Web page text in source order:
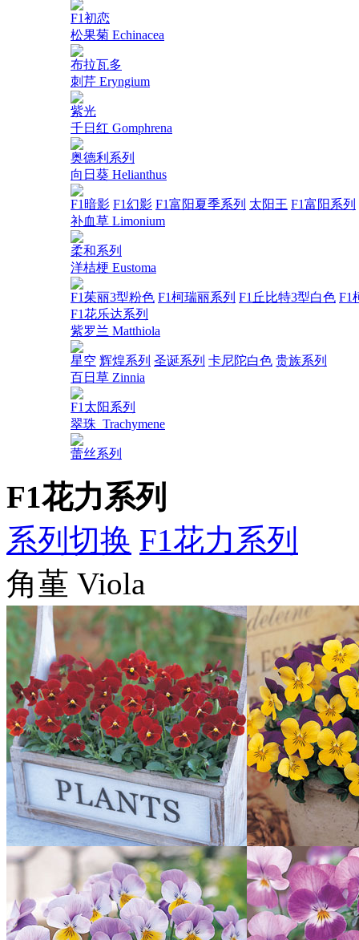
F1初恋
松果菊 Echinacea
布拉瓦多
刺芹 Eryngium
紫光
千日红 Gomphrena
奥德利系列
向日葵 Helianthus
F1暗影 F1幻影 F1富阳夏季系列 太阳王 F1富阳系列
补血草 Limonium
柔和系列
洋桔梗 Eustoma
F1茱丽3型粉色 F1柯瑞丽系列 F1丘比特3型白色 F1
F1花乐达系列
紫罗兰 Matthiola
星空 辉煌系列 圣诞系列 卡尼陀白色 贵族系列
百日草 Zinnia
F1太阳系列
翠珠_Trachymene
蕾丝系列
F1花力系列
系列切换 F1花力系列
角堇 Viola